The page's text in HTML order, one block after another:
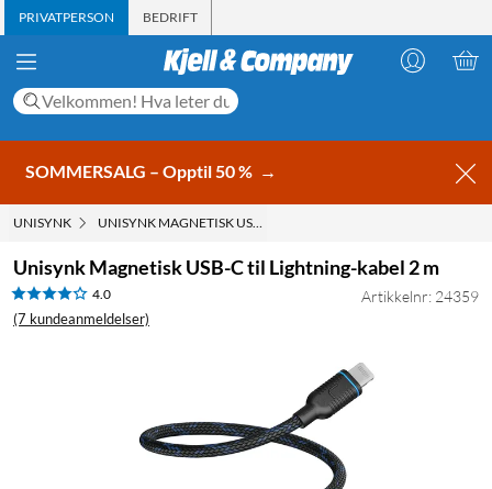
PRIVATPERSON BEDRIFT
SOMMERSALG – Opptil 50 % →
UNISYNK UNISYNK MAGNETISK USB-C TIL LIGHTNING-KABEL 2 M
Unisynk Magnetisk USB-C til Lightning-kabel 2 m
4.0
(7 kundeanmeldelser)
Artikkelnr: 24359